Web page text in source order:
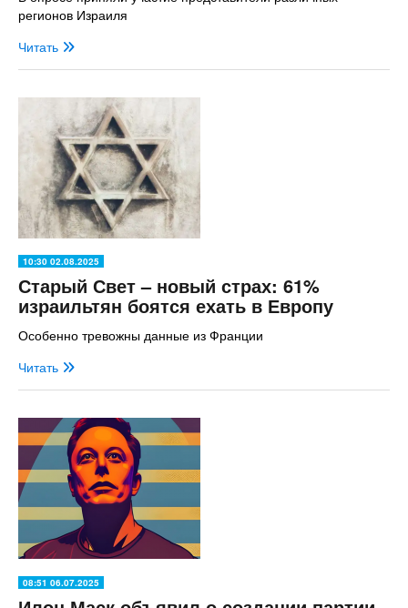
регионов Израиля
Читать
10:30 02.08.2025
Старый Свет – новый страх: 61%
израильтян боятся ехать в Европу
Особенно тревожны данные из Франции
Читать
08:51 06.07.2025